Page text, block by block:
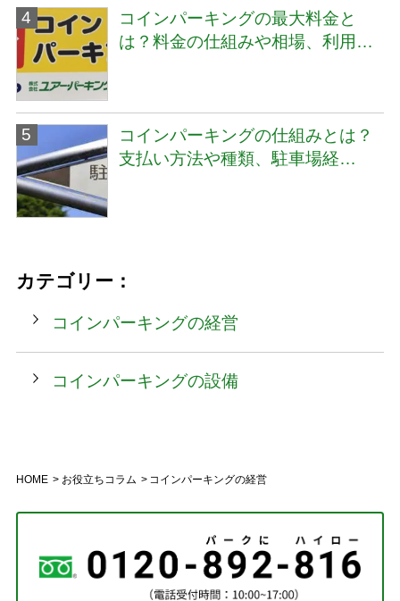
コインパーキングの最大料金と
は？料金の仕組みや相場、利用…
コインパーキングの仕組みとは？
支払い方法や種類、駐車場経…
カテゴリー：
コインパーキングの経営
コインパーキングの設備
HOME お役立ちコラム コインパーキングの経営